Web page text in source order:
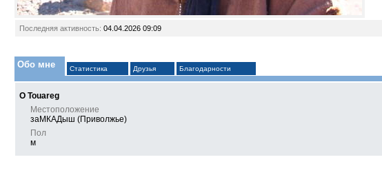
Последняя активность: 04.04.2026 09:09
Обо мне Статистика Друзья Благодарности
О Touareg
Местоположение
заМКАДыш (Приволжье)
Пол
м